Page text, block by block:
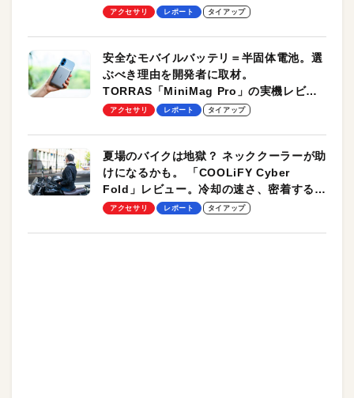
のモバイルユースに最適！
アクセサリ レポート タイアップ
安全なモバイルバッテリ＝半固体電池。選
ぶべき理由を開発者に取材。
TORRAS「MiniMag Pro」の実機レビュ
ーも
アクセサリ レポート タイアップ
夏場のバイクは地獄？ ネッククーラーが助
けになるかも。 「COOLiFY Cyber
Fold」レビュー。冷却の速さ、密着する冷
却プレート、シンプルな操作性がグッド！
アクセサリ レポート タイアップ